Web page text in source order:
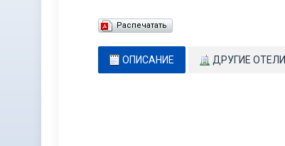
Распечатать
ОПИСАНИЕ ДРУГИЕ ОТЕЛИ